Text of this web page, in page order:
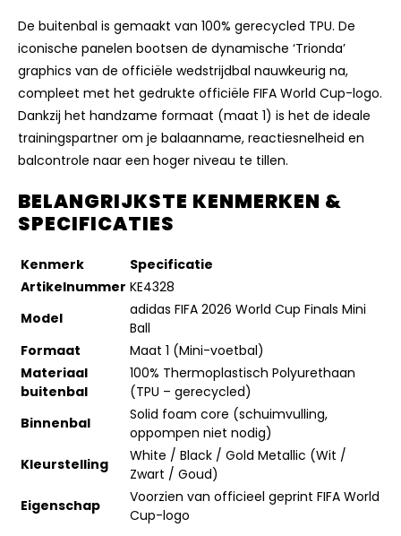
De buitenbal is gemaakt van 100% gerecycled TPU. De
iconische panelen bootsen de dynamische ‘Trionda’
graphics van de officiële wedstrijdbal nauwkeurig na,
compleet met het gedrukte officiële FIFA World Cup-logo.
Dankzij het handzame formaat (maat 1) is het de ideale
trainingspartner om je balaanname, reactiesnelheid en
balcontrole naar een hoger niveau te tillen.
BELANGRIJKSTE KENMERKEN &
SPECIFICATIES
Kenmerk
Specificatie
Artikelnummer KE4328
Model
adidas FIFA 2026 World Cup Finals Mini
Ball
Formaat
Maat 1 (Mini-voetbal)
Materiaal
buitenbal
100% Thermoplastisch Polyurethaan
(TPU – gerecycled)
Binnenbal
Solid foam core (schuimvulling,
oppompen niet nodig)
Kleurstelling
White / Black / Gold Metallic (Wit /
Zwart / Goud)
Eigenschap
Voorzien van officieel geprint FIFA World
Cup-logo